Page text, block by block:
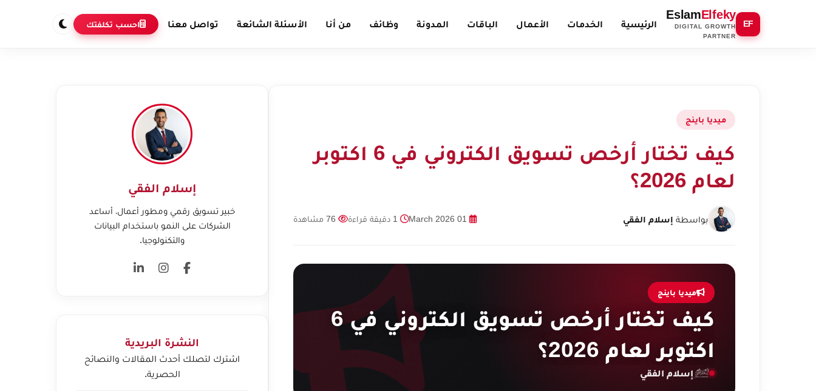
EF
EslamElfeky
DIGITAL GROWTH
PARTNER
الرئيسية الخدمات الأعمال الباقات المدونة وظائف من أنا الأسئلة الشائعة تواصل معنا احسب تكلفتك
ميديا باينج
كيف تختار أرخص تسويق الكتروني في 6 اكتوبر
لعام 2026؟
بواسطة إسلام الفقي
ميديا باينج
كيف تختار أرخص تسويق الكتروني في 6
اكتوبر لعام 2026؟
إسلام الفقي
إسلام الفقي
خبير تسويق رقمي ومطور أعمال، أساعد
الشركات على النمو باستخدام البيانات
والتكنولوجيا.
النشرة البريدية
اشترك لتصلك أحدث المقالات والنصائح
الحصرية.